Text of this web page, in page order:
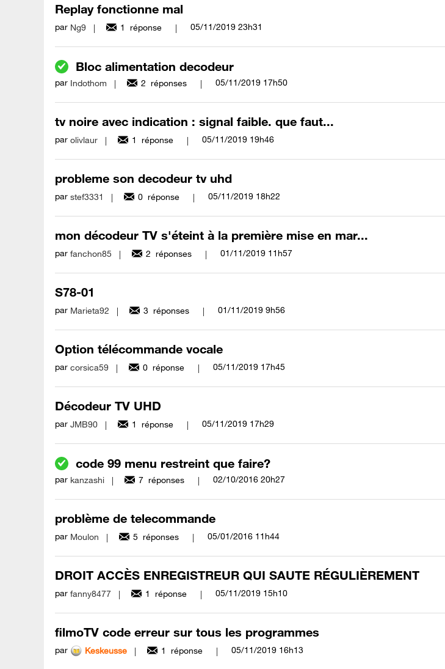
Replay fonctionne mal
par Ng9 1 réponse ‎05/11/2019 23h31
Bloc alimentation decodeur
par Indothom 2 réponses ‎05/11/2019 17h50
tv noire avec indication : signal faible. que faut...
par olivlaur 1 réponse ‎05/11/2019 19h46
probleme son decodeur tv uhd
par stef3331 0 réponse ‎05/11/2019 18h22
mon décodeur TV s'éteint à la première mise en mar...
par fanchon85 2 réponses ‎01/11/2019 11h57
S78-01
par Marieta92 3 réponses ‎01/11/2019 9h56
Option télécommande vocale
par corsica59 0 réponse ‎05/11/2019 17h45
Décodeur TV UHD
par JMB90 1 réponse ‎05/11/2019 17h29
code 99 menu restreint que faire?
par kanzashi 7 réponses ‎02/10/2016 20h27
problème de telecommande
par Moulon 5 réponses ‎05/01/2016 11h44
DROIT ACCÈS ENREGISTREUR QUI SAUTE RÉGULIÈREMENT
par fanny8477 1 réponse ‎05/11/2019 15h10
filmoTV code erreur sur tous les programmes
par Keskeusse 1 réponse ‎05/11/2019 16h13